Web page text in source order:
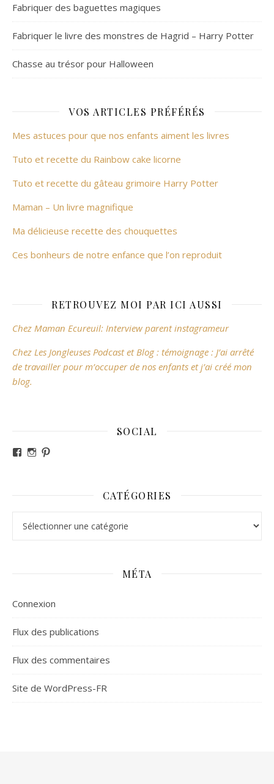
Fabriquer des baguettes magiques
Fabriquer le livre des monstres de Hagrid – Harry Potter
Chasse au trésor pour Halloween
VOS ARTICLES PRÉFÉRÉS
Mes astuces pour que nos enfants aiment les livres
Tuto et recette du Rainbow cake licorne
Tuto et recette du gâteau grimoire Harry Potter
Maman – Un livre magnifique
Ma délicieuse recette des chouquettes
Ces bonheurs de notre enfance que l’on reproduit
RETROUVEZ MOI PAR ICI AUSSI
Chez Maman Ecureuil: Interview parent instagrameur
Chez Les Jongleuses Podcast et Blog : témoignage : J’ai arrêté
de travailler pour m’occuper de nos enfants et j’ai créé mon
blog.
SOCIAL
Voir le profil de revesdefripouilles sur Facebook
Voir le profil de claire_revesdefripouilles sur
CATÉGORIES
MÉTA
Connexion
Flux des publications
Flux des commentaires
Site de WordPress-FR